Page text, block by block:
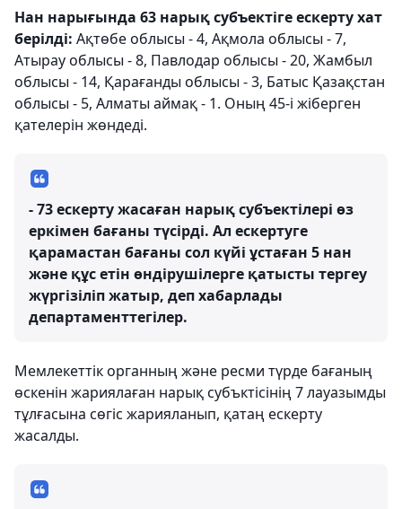
Нан нарығында 63 нарық субъектіге ескерту хат
берілді: Ақтөбе облысы - 4, Ақмола облысы - 7,
Атырау облысы - 8, Павлодар облысы - 20, Жамбыл
облысы - 14, Қарағанды ​​облысы - 3, Батыс Қазақстан
облысы - 5, Алматы аймақ - 1. Оның 45-і жіберген
қателерін жөндеді.
- 73 ескерту жасаған нарық субъектілері өз
еркімен бағаны түсірді. Ал ескертуге
қарамастан бағаны сол күйі ұстаған 5 нан
және құс етін өндірушілерге қатысты тергеу
жүргізіліп жатыр, деп хабарлады
департаменттегілер.
Мемлекеттік органның және ресми түрде бағаның
өскенін жариялаған нарық субъктісінің 7 лауазымды
тұлғасына сөгіс жарияланып, қатаң ескерту
жасалды.